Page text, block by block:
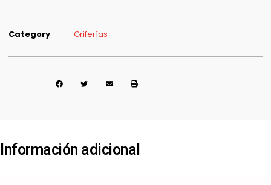
Category Griferías
Información adicional